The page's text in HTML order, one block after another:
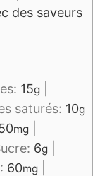
des saveurs
15g
saturés: 10g
mg
6g
60mg